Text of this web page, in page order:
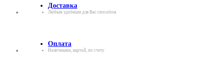
Доставка
Любым удобным для Вас способом
Оплата
Наличными, картой, по счету